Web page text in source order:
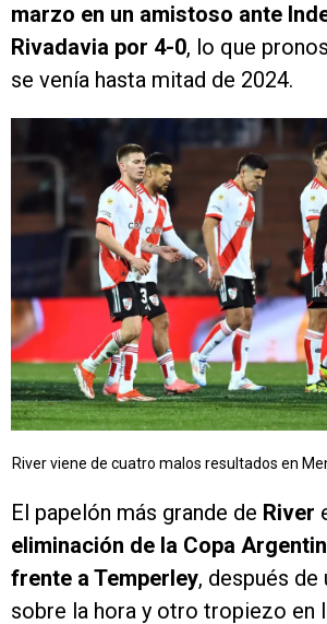
marzo en un amistoso ante
Rivadavia por 4-0, lo que
se venía hasta mitad de 2024.
River viene de cuatro malos resultados en
El papelón más grande de River
eliminación de la Copa
frente a Temperley, después de
sobre la hora y otro tropiezo en